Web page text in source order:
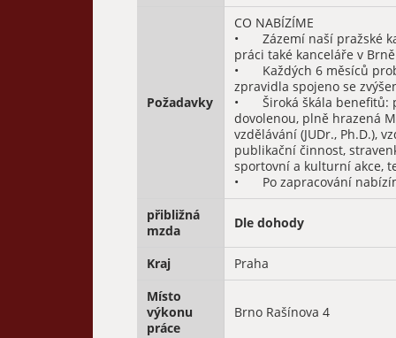
Požadavky
CO NABÍZÍME
•	Zázemí naší pražské kanceláře PORTOS a jako benefit možnost využívat pro
práci také kanceláře v
•	Každých 6 měsíců probíhá hodnocení dosavadních výsledků, které je
zpravidla spojeno se
•	Široká škála benefitů: pět týdnů dovolené, pravidelný příspěvek na
dovolenou, plně hrazená
vzdělávání (JUDr., Ph.D.),
publikační činnost,
sportovní a kulturní akce,
•	Po zapracování
přibližná
mzda
Dle dohody
Kraj
Praha
Místo
výkonu
práce
Brno Rašínova 4